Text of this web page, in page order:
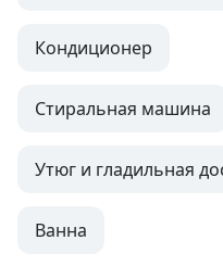
Кондиционер
Стиральная машина
Утюг и гладильная
Ванна